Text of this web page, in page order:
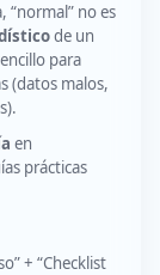
“normal” no es
de un
para
(datos malos,
en
prácticas
+ “Checklist